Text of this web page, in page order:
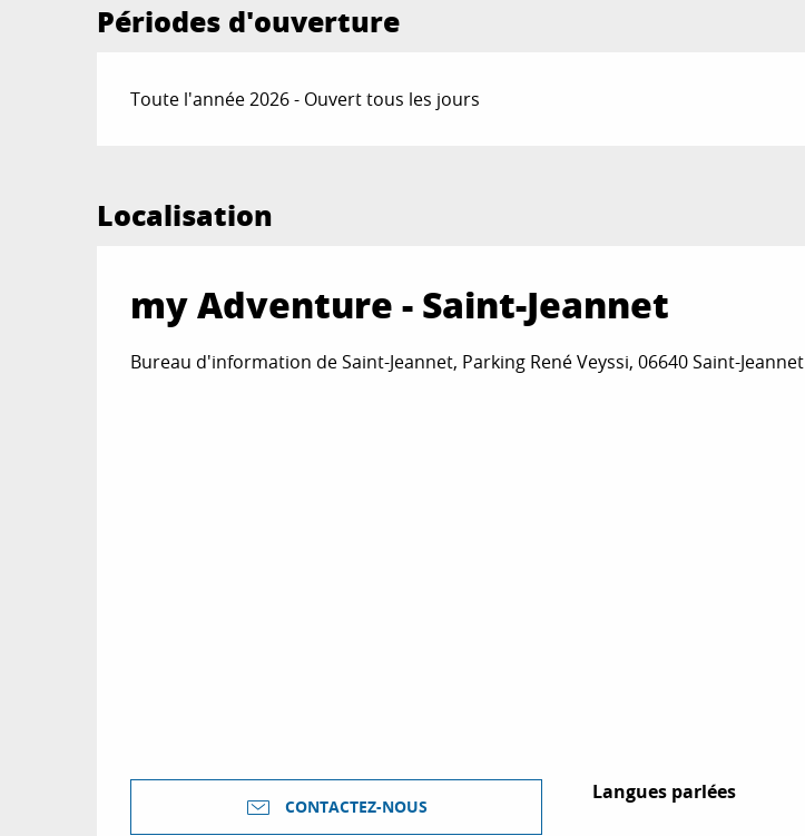
Périodes d'ouverture
Toute l'année 2026 - Ouvert tous les jours
Localisation
my Adventure - Saint-Jeannet
Bureau d'information de Saint-Jeannet, Parking René Veyssi, 06640 Saint-Jeannet
CONTACTEZ-NOUS
Langues parlées
Langues parlées